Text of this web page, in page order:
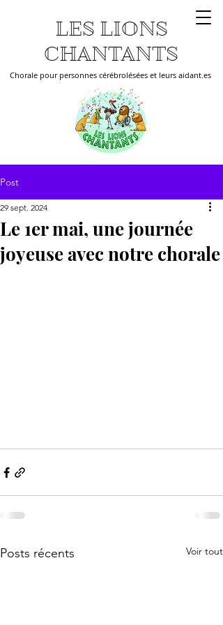
LES LIONS
CHANTANTS
Chorale pour personnes cérébrolésées et leurs aidant.es
Post
Le 1er mai, une journée
joyeuse avec notre chorale
29 sept. 2024
Posts récents Voir tout